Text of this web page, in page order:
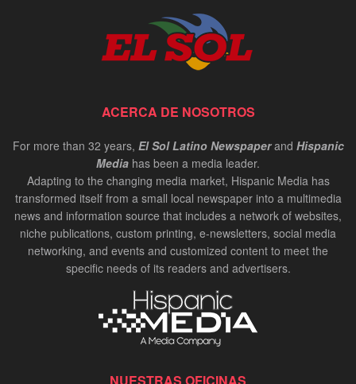
ACERCA DE NOSOTROS
For more than 32 years, El Sol Latino Newspaperand Hispanic
Media has been a media leader.
Adapting to the changing media market, Hispanic Media has
transformed itself from a small local newspaper into a multimedia
news and information source that includes a network of websites,
niche publications, custom printing, e-newsletters, social media
networking, and events and customized content to meet the
specific needs of its readers and advertisers.